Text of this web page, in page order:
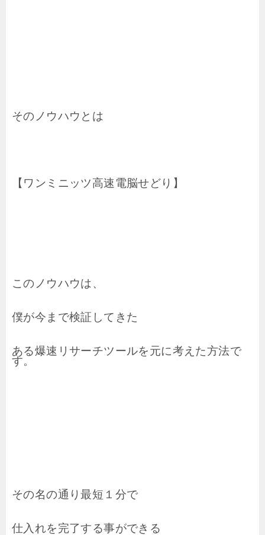
そのノウハウとは
【ワンミニッツ高速電脳せどり】
このノウハウは、
僕が今まで検証してきた
ある爆速リサーチツールを元に考えた方法で
す。
その名の通り最短１分で
仕入れを完了する事ができる